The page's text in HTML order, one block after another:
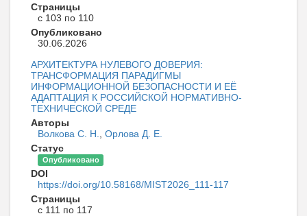
Страницы
с 103 по 110
Опубликовано
30.06.2026
АРХИТЕКТУРА НУЛЕВОГО ДОВЕРИЯ:
ТРАНСФОРМАЦИЯ ПАРАДИГМЫ
ИНФОРМАЦИОННОЙ БЕЗОПАСНОСТИ И ЕЁ
АДАПТАЦИЯ К РОССИЙСКОЙ НОРМАТИВНО-
ТЕХНИЧЕСКОЙ СРЕДЕ
Авторы
Волкова С. Н.
Орлова Д. Е.
Статус
Опубликовано
DOI
https://doi.org/10.58168/MIST2026_111-117
Страницы
с 111 по 117